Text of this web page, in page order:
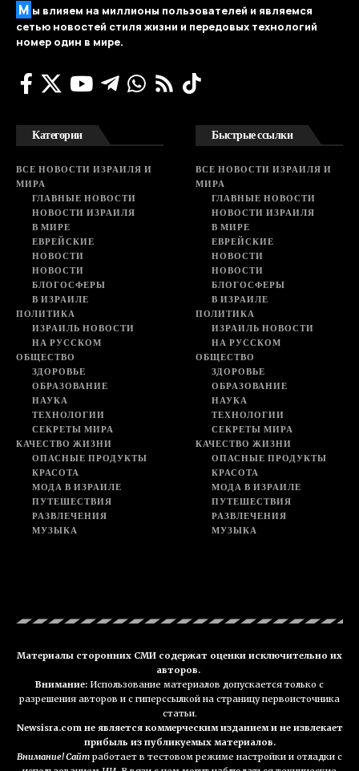
М ы влияем на миллионы пользователей и являемся
сетью новостей стиля жизни и передовых технологий
номер один в мире.
Категории
ВСЕ НОВОСТИ ИЗРАИЛЯ И
МИРА
ГЛАВНЫЕ НОВОСТИ
НОВОСТИ ИЗРАИЛЯ
В МИРЕ
ЕВРЕЙСКИЕ
НОВОСТИ
НОВОСТИ
БЛОГОСФЕРЫ
В ИЗРАИЛЕ
ПОЛИТИКА
ИЗРАИЛЬ НОВОСТИ
НА РУССКОМ
ОБЩЕСТВО
ЗДОРОВЬЕ
ОБРАЗОВАНИЕ
НАУКА
ТЕХНОЛОГИИ
СЕКРЕТЫ МИРА
КАЧЕСТВО ЖИЗНИ
ОПАСНЫЕ ПРОДУКТЫ
КРАСОТА
МОДА В ИЗРАИЛЕ
ПУТЕШЕСТВИЯ
РАЗВЛЕЧЕНИЯ
МУЗЫКА
Быстрые ссылки
ВСЕ НОВОСТИ ИЗРАИЛЯ И
МИРА
ГЛАВНЫЕ НОВОСТИ
НОВОСТИ ИЗРАИЛЯ
В МИРЕ
ЕВРЕЙСКИЕ
НОВОСТИ
НОВОСТИ
БЛОГОСФЕРЫ
В ИЗРАИЛЕ
ПОЛИТИКА
ИЗРАИЛЬ НОВОСТИ
НА РУССКОМ
ОБЩЕСТВО
ЗДОРОВЬЕ
ОБРАЗОВАНИЕ
НАУКА
ТЕХНОЛОГИИ
СЕКРЕТЫ МИРА
КАЧЕСТВО ЖИЗНИ
ОПАСНЫЕ ПРОДУКТЫ
КРАСОТА
МОДА В ИЗРАИЛЕ
ПУТЕШЕСТВИЯ
РАЗВЛЕЧЕНИЯ
МУЗЫКА
Материалы сторонних СМИ содержат оценки исключительно их
авторов.
Внимание: Использование материалов допускается только с
разрешения авторов и с гиперссылкой на страницу первоисточника
статьи.
Newsisra.com не является коммерческим изданием и не извлекает
прибыль из публикуемых материалов.
Внимание! Сайт работает в тестовом режиме настройки и отладки с